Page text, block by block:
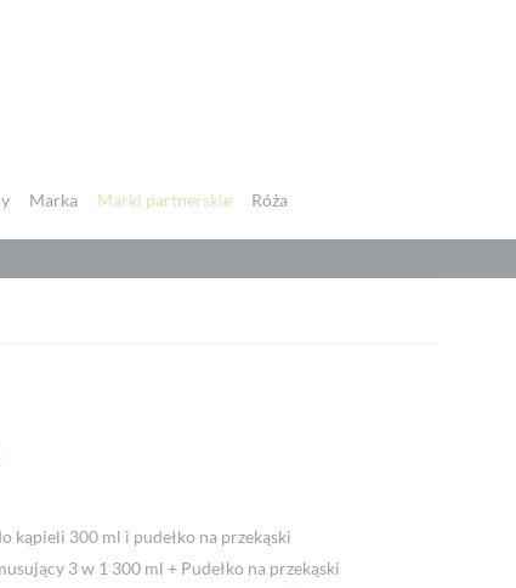
Marka Marki partnerskie Róża
kąpieli 300 ml i pudełko na przekąski
3 w 1 300 ml + Pudełko na przekąski